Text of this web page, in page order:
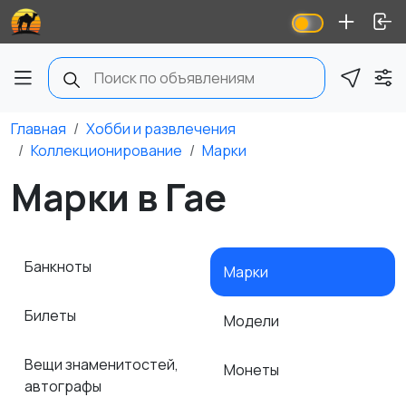
Главная
Хобби и развлечения
Коллекционирование
Марки
Марки в Гае
Банкноты
Билеты
Вещи знаменитостей,
автографы
Марки
Модели
Монеты